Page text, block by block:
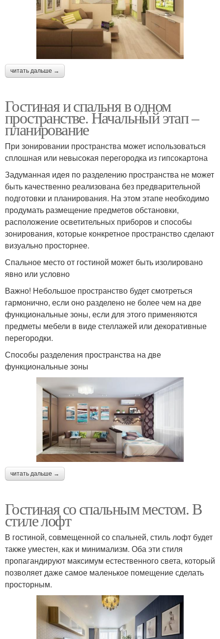
читать дальше →
Гостиная и спальня в одном
пространстве. Начальный этап –
планирование
При зонировании пространства может использоваться
сплошная или невысокая перегородка из гипсокартона
Задуманная идея по разделению пространства не может
быть качественно реализована без предварительной
подготовки и планирования. На этом этапе необходимо
продумать размещение предметов обстановки,
расположение осветительных приборов и способы
зонирования, которые конкретное пространство сделают
визуально просторнее.
Спальное место от гостиной может быть изолировано
явно или условно
Важно! Небольшое пространство будет смотреться
гармонично, если оно разделено не более чем на две
функциональные зоны, если для этого применяются
предметы мебели в виде стеллажей или декоративные
перегородки.
Способы разделения пространства на две
функциональные зоны
читать дальше →
Гостиная со спальным местом. В
стиле лофт
В гостиной, совмещенной со спальней, стиль лофт будет
также уместен, как и минимализм. Оба эти стиля
пропагандируют максимум естественного света, который
позволяет даже самое маленькое помещение сделать
просторным.